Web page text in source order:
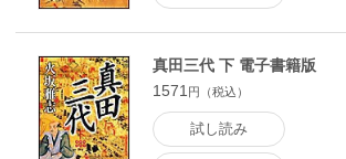
真田三代 下 電子書籍版
1571 円（税込）
試し読み